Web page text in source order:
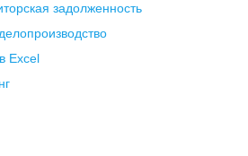
задолженность
Excel